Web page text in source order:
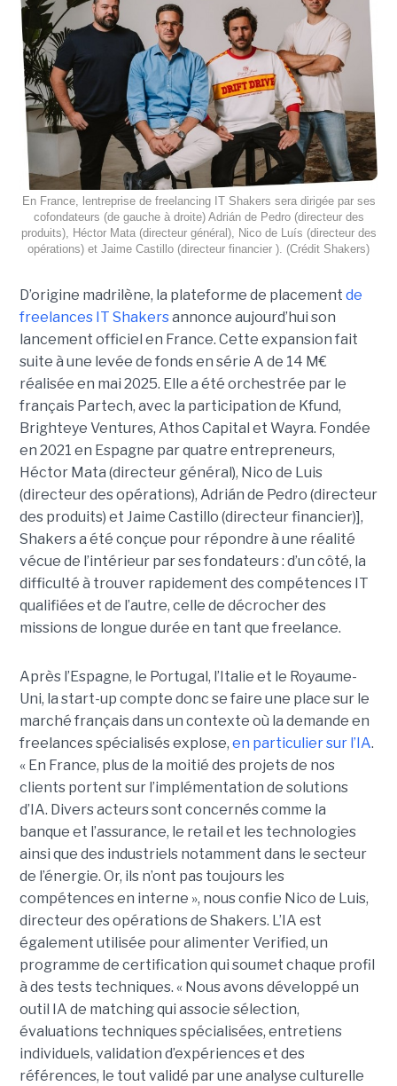
En France, lentreprise de freelancing IT Shakers sera dirigée par ses
cofondateurs (de gauche à droite) Adrián de Pedro (directeur des
produits), Héctor Mata (directeur général), Nico de Luís (directeur des
opérations) et Jaime Castillo (directeur financier ). (Crédit Shakers)
D’origine madrilène, la plateforme de placement de
freelances IT Shakersannonce aujourd’hui son
lancement officiel en France. Cette expansion fait
suite à une levée de fonds en série A de 14 M€
réalisée en mai 2025. Elle a été orchestrée par le
français Partech, avec la participation de Kfund,
Brighteye Ventures, Athos Capital et Wayra. Fondée
en 2021 en Espagne par quatre entrepreneurs,
Héctor Mata (directeur général), Nico de Luis
(directeur des opérations), Adrián de Pedro (directeur
des produits) et Jaime Castillo (directeur financier)],
Shakers a été conçue pour répondre à une réalité
vécue de l’intérieur par ses fondateurs : d’un côté, la
difficulté à trouver rapidement des compétences IT
qualifiées et de l’autre, celle de décrocher des
missions de longue durée en tant que freelance.
Après l’Espagne, le Portugal, l’Italie et le Royaume-
Uni, la start-up compte donc se faire une place sur le
marché français dans un contexte où la demande en
freelances spécialisés explose, en particulier sur l’IA.
« En France, plus de la moitié des projets de nos
clients portent sur l’implémentation de solutions
d’IA. Divers acteurs sont concernés comme la
banque et l’assurance, le retail et les technologies
ainsi que des industriels notamment dans le secteur
de l’énergie. Or, ils n’ont pas toujours les
compétences en interne », nous confie Nico de Luis,
directeur des opérations de Shakers. L’IA est
également utilisée pour alimenter Verified, un
programme de certification qui soumet chaque profil
à des tests techniques. « Nous avons développé un
outil IA de matching qui associe sélection,
évaluations techniques spécialisées, entretiens
individuels, validation d’expériences et des
références, le tout validé par une analyse culturelle